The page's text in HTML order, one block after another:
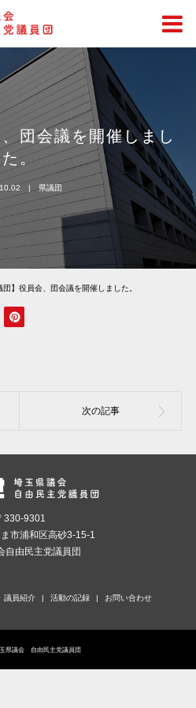
団会議を開催しまし
た。
県議団
団】役員会、団会議を開催しました。
330-9301
市浦和区高砂3-15-1
自由民主党議員団
議員紹介 活動の記録 お問い合わせ
県議会 自由民主党議員団